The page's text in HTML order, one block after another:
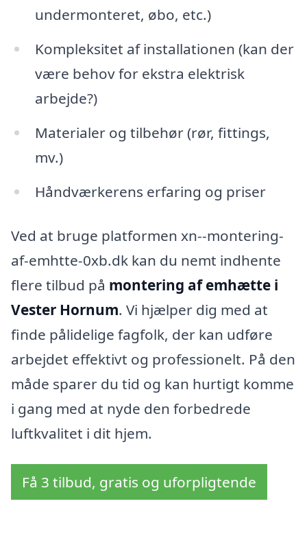
undermonteret, øbo, etc.)
Kompleksitet af installationen (kan der
være behov for ekstra elektrisk
arbejde?)
Materialer og tilbehør (rør, fittings,
mv.)
Håndværkerens erfaring og priser
Ved at bruge platformen xn--montering-
af-emhtte-0xb.dk kan du nemt indhente
flere tilbud på montering af emhætte i
Vester Hornum. Vi hjælper dig med at
finde pålidelige fagfolk, der kan udføre
arbejdet effektivt og professionelt. På den
måde sparer du tid og kan hurtigt komme
i gang med at nyde den forbedrede
luftkvalitet i dit hjem.
Få 3 tilbud, gratis og uforpligtende